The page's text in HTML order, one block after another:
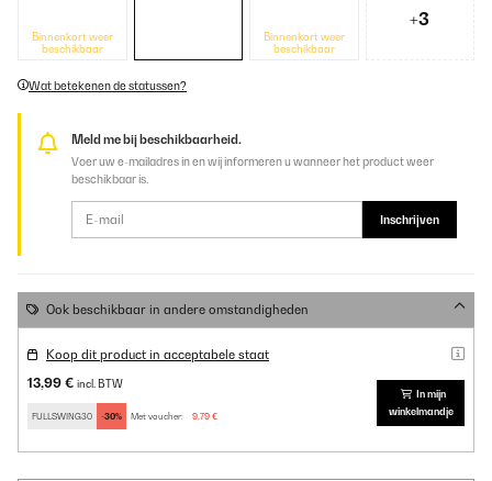
Binnenkort weer
beschikbaar
Binnenkort weer
beschikbaar
+3
Wat betekenen de statussen?
Meld me bij beschikbaarheid.
Voer uw e-mailadres in en wij informeren u wanneer het product weer
beschikbaar is.
Inschrijven
Ook beschikbaar in andere omstandigheden
Koop dit product in acceptabele staat
13,99 € incl. BTW
FULLSWING30 -30% Met voucher: 9,79 €
In mijn
winkelmandje